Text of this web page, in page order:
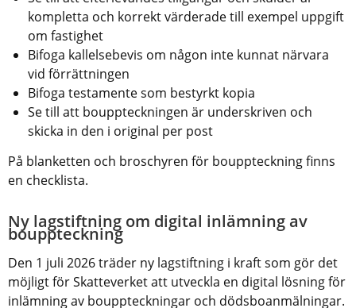
kompletta och korrekt värderade till exempel uppgift
om fastighet
Bifoga kallelsebevis om någon inte kunnat närvara
vid förrättningen
Bifoga testamente som bestyrkt kopia
Se till att bouppteckningen är underskriven och
skicka in den i original per post
På blanketten och broschyren för bouppteckning finns
en checklista.
Ny lagstiftning om digital inlämning av
bouppteckning
Den 1 juli 2026 träder ny lagstiftning i kraft som gör det
möjligt för Skatteverket att utveckla en digital lösning för
inlämning av bouppteckningar och dödsboanmälningar.